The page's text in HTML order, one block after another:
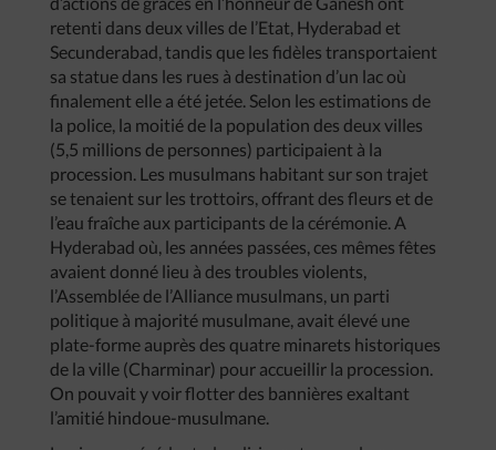
retenti dans deux villes de l’Etat, Hyderabad et
Secunderabad, tandis que les fidèles transportaient
sa statue dans les rues à destination d’un lac où
finalement elle a été jetée. Selon les estimations de
la police, la moitié de la population des deux villes
(5,5 millions de personnes) participaient à la
procession. Les musulmans habitant sur son trajet
se tenaient sur les trottoirs, offrant des fleurs et de
l’eau fraîche aux participants de la cérémonie. A
Hyderabad où, les années passées, ces mêmes fêtes
avaient donné lieu à des troubles violents,
l’Assemblée de l’Alliance musulmans, un parti
politique à majorité musulmane, avait élevé une
plate-forme auprès des quatre minarets historiques
de la ville (Charminar) pour accueillir la procession.
On pouvait y voir flotter des bannières exaltant
l’amitié hindoue-musulmane.